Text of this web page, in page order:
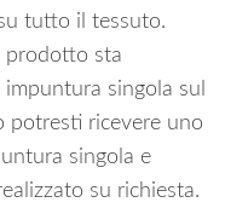
tutto il tessuto.
prodotto sta
singola sul
potresti ricevere uno
singola e
su richiesta.